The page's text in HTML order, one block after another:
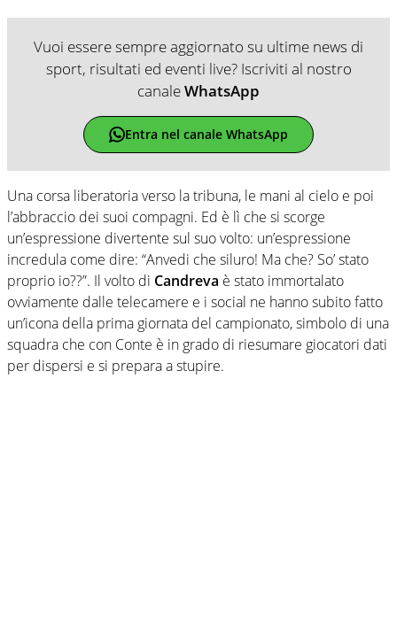
Vuoi essere sempre aggiornato su ultime news di
sport, risultati ed eventi live? Iscriviti al nostro
canaleWhatsApp
Entra nel canale WhatsApp
Una corsa liberatoria verso la tribuna, le mani al cielo e poi
l’abbraccio dei suoi compagni. Ed è lì che si scorge
un’espressione divertente sul suo volto: un’espressione
incredula come dire: “Anvedi che siluro! Ma che? So’ stato
proprio io??”. Il volto di Candreva è stato immortalato
ovviamente dalle telecamere e i social ne hanno subito fatto
un’icona della prima giornata del campionato, simbolo di una
squadra che con Conte è in grado di riesumare giocatori dati
per dispersi e si prepara a stupire.